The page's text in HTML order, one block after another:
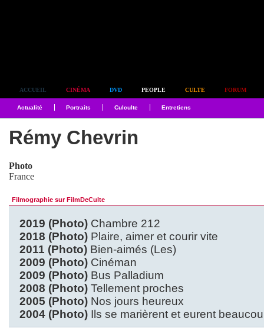
ACCUEIL CINÉMA DVD PEOPLE CULTE FORUM
Actualité Portraits Culculte Entretiens
Rémy Chevrin
Photo
France
Filmographie sur FilmDeCulte
2019 (Photo) Chambre 212
2018 (Photo) Plaire, aimer et courir vite
2011 (Photo) Bien-aimés (Les)
2009 (Photo) Cinéman
2009 (Photo) Bus Palladium
2008 (Photo) Tellement proches
2005 (Photo) Nos jours heureux
2004 (Photo) Ils se marièrent et eurent